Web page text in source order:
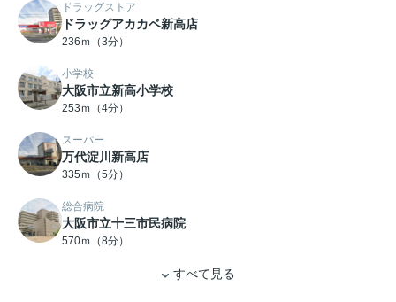
ドラッグストア
ドラッグアカカベ新高店
236ｍ（3分）
小学校
大阪市立新高小学校
253ｍ（4分）
スーパー
万代淀川新高店
335ｍ（5分）
総合病院
大阪市立十三市民病院
570ｍ（8分）
すべて見る